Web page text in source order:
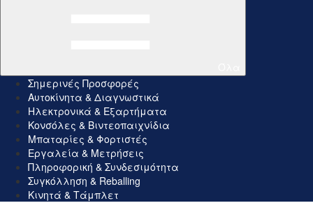
Σημερινές Προσφορές
Αυτοκίνητα & Διαγνωστικά
Ηλεκτρονικά & Εξαρτήματα
Κονσόλες & Βιντεοπαιχνίδια
Μπαταρίες & Φορτιστές
Εργαλεία & Μετρήσεις
Πληροφορική & Συνδεσιμότητα
Συγκόλληση & Reballing
Κινητά & Τάμπλετ